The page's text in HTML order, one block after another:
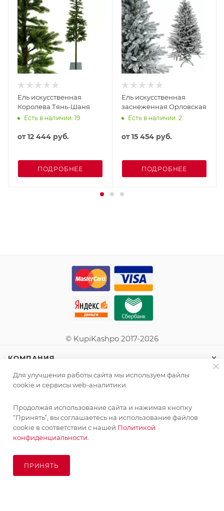
Ель искусственная
Королева Тянь-Шаня
Есть в наличии: 19
от12 444 руб.
ПОДРОБНЕЕ
Ель искусственная
заснеженная Орловская
Есть в наличии: 2
от15 454 руб.
ПОДРОБНЕЕ
© KupiKashpo 2017-2026
КОМПАНИЯ
ИНФОРМАЦИЯ
ПОМОЩЬ
ПОДПИСАТЬСЯ НА РАССЫЛКУ
Для улучшения работы сайта мы используем файлы
cookie и сервисы web-аналитики.
Продолжая использование сайта и нажимая кнопку
“Принять”, вы соглашаетесь на использование файлов
cookie в соответствии с нашей Политикой
конфиденциальности.
ПРИНЯТЬ